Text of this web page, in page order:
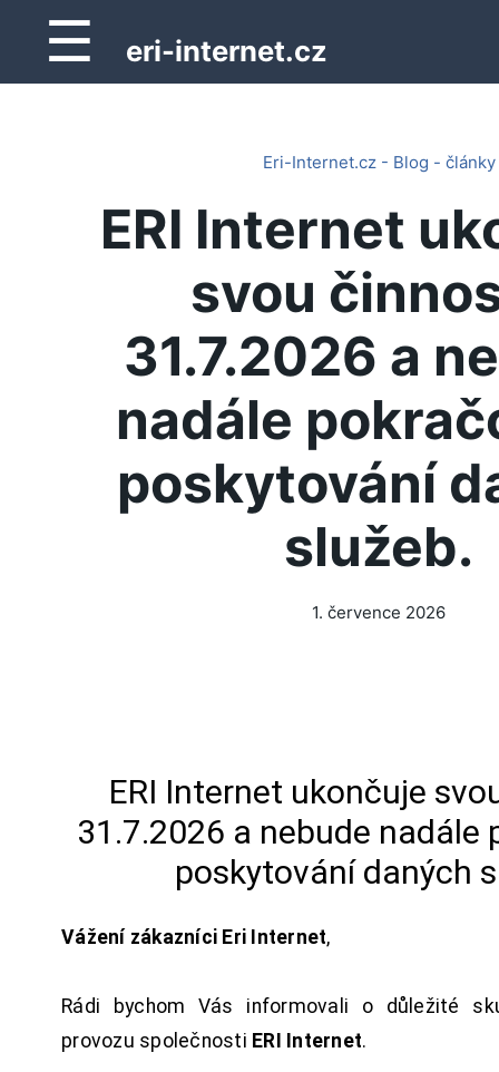
☰ eri-internet.cz
Eri-Internet.cz - Blog - články
ERI Internet
svou
31.7.2026 a
nadále
poskytování
služeb.
1. července 2026
ERI Internet ukončuje
31.7.2026 a nebude nadále
poskytování daných
Vážení zákazníci Eri Internet,
Rádi bychom Vás informovali o důležité
provozu společnosti ERI Internet.